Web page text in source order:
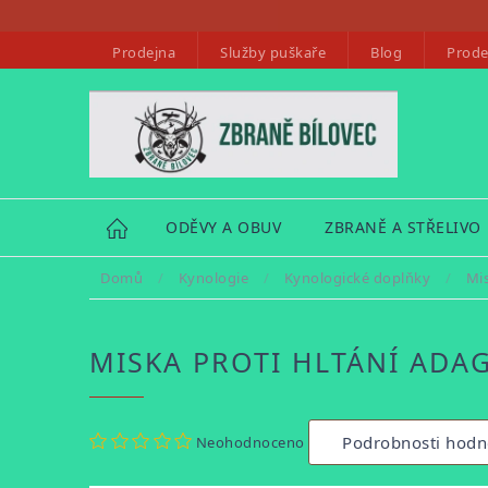
Prodejna Služby puškaře Blog
HOME ODĚVY A OBUV ZBRANĚ A STŘELIVO
Domů / Kynologie / Kynologické doplňky /
MISKA PROTI HLTÁNÍ
hodnocení
Neohodnoceno Podrobnosti